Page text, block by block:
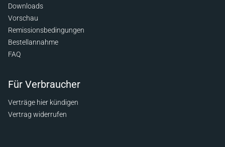
Downloads
Vorschau
Remissionsbedingungen
Bestellannahme
FAQ
Für Verbraucher
Verträge hier kündigen
Vertrag widerrufen